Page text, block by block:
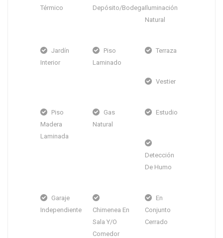
Térmico
Depósito/BodegaIluminación
Natural
Jardín
Interior
Piso
Laminado
Terraza
Vestier
Piso
Madera
Laminada
Gas
Natural
Estudio
Detección
De Humo
Garaje
Independiente
Chimenea En
Sala Y/o
Comedor
En
Conjunto
Cerrado